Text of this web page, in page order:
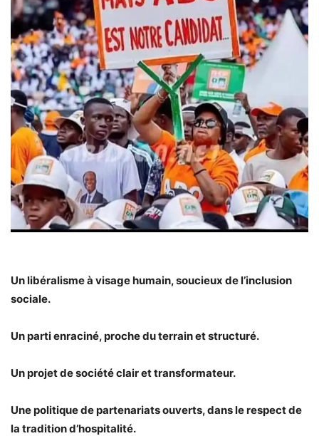
Un libéralisme à visage humain, soucieux de l’inclusion
sociale.
Un parti enraciné, proche du terrain et structuré.
Un projet de société clair et transformateur.
Une politique de partenariats ouverts, dans le respect de
la tradition d’hospitalité.